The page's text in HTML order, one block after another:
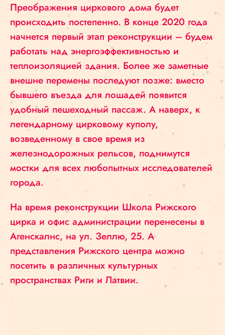
Преображения циркового дома будет
происходить постепенно. В конце 2020 года
начнется первый этап реконструкции – будем
работать над энергоэффективностью и
теплоизоляцией здания. Более же заметные
внешне перемены последуют позже: вместо
бывшего въезда для лошадей появится
удобный пешеходный пассаж. А наверх, к
легендарному цирковому куполу,
возведенному в свое время из
железнодорожных рельсов, поднимутся
мостки для всех любопытных исследователей
города.
На время реконструкции Школа Рижского
цирка и офис администрации перенесены в
Агенскалнс, на ул. Зеллю, 25. А
представления Рижского центра можно
посетить в различных культурных
пространствах Риги и Латвии.